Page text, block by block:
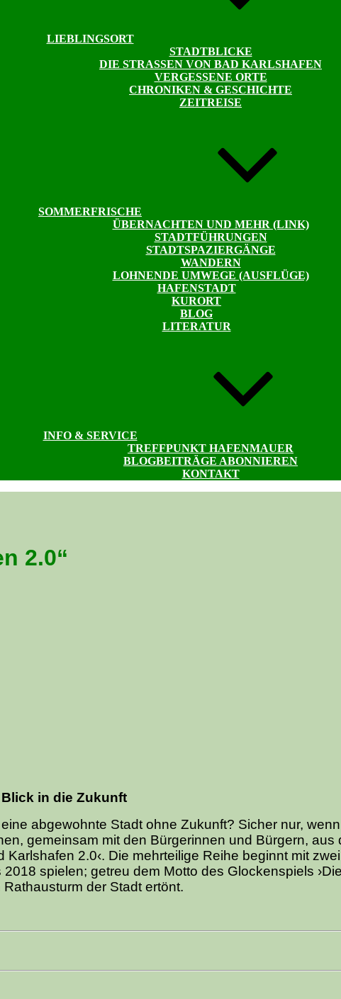
LIEBLINGSORT
STADTBLICKE
DIE STRASSEN VON BAD KARLSHAFEN
VERGESSENE ORTE
CHRONIKEN & GESCHICHTE
ZEITREISE
SOMMERFRISCHE
ÜBERNACHTEN UND MEHR (LINK)
STADTFÜHRUNGEN
STADTSPAZIERGÄNGE
WANDERN
LOHNENDE UMWEGE (AUSFLÜGE)
HAFENSTADT
KURORT
BLOG
LITERATUR
INFO & SERVICE
TREFFPUNKT HAFENMAUER
BLOGBEITRÄGE ABONNIEREN
KONTAKT
2.0“
in die Zukunft
abgewohnte Stadt ohne Zukunft? Sicher nur,
gemeinsam mit den Bürgerinnen und Bürgern, aus
2.0‹. Die mehrteilige Reihe beginnt mit zwei
spielen; getreu dem Motto des Glockenspiels
der Stadt ertönt.